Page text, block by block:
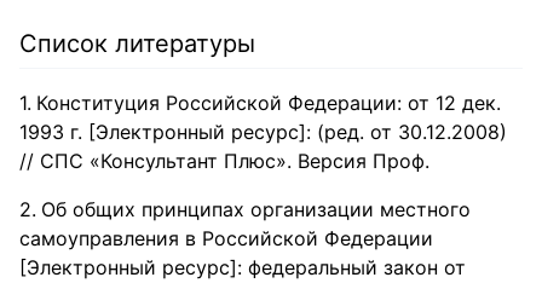
Список литературы
Конституция Российской Федерации: от 12 дек.
1993 г. [Электронный ресурс]: (ред. от 30.12.2008)
// СПС «Консультант Плюс». Версия Проф.
Об общих принципах организации местного
самоуправления в Российской Федерации
[Электронный ресурс]: федеральный закон от